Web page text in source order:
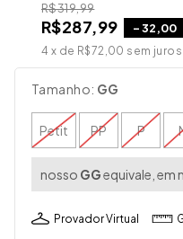
R$319,99
R$287,99 -32,00
4 x de R$72,00 sem juros
Tamanho: GG
Petit PP P
nosso GGequivale, em
Provador Virtual